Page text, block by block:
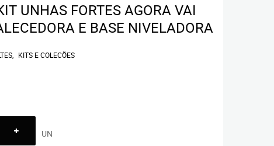
UNHAS FORTES AGORA VAI
E BASE NIVELADORA
KITS E COLECÕES
UN